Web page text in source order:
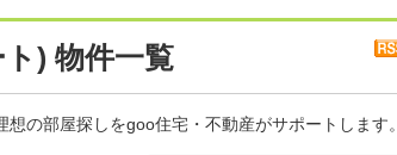
) 物件一覧
の部屋探しをgoo住宅・不動産がサポートします。